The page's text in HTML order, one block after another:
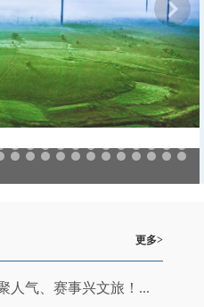
23 24 25 26 27 28 29 30 31 32 33 34
更多>
人气、赛事兴文旅！...